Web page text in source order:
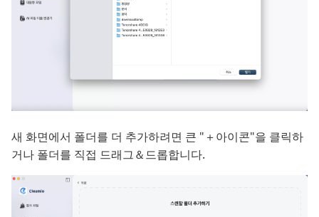
새 화면에서 폴더를 더 추가하려면 큰 "＋아이콘"을 클릭하
거나 폴더를 직접 드래그＆드롭합니다.